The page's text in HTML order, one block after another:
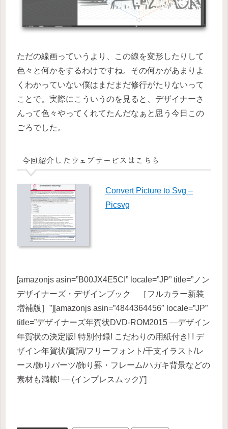
ただの線画っていうより、この線を変形したりして
色々と何かをするわけですね。その何かがあまりよ
くわかっていない僕はまだまだ修行がたりないって
ことで。実際にこういうのを見ると、デザイナーさ
んって色々やってくれてたんだなぁと思う今日この
ごろでした。
今回紹介したウェブサービスはこちら
Convert Picture to Svg –
Picsvg
[amazonjs asin=”B00JX4E5CI” locale=”JP” title=”ノン
デザイナーズ・デザインブック ［フルカラー新装
増補版］”][amazonjs asin=”4844364456″ locale=”JP”
title=”デザイナーズ年賀状DVD-ROM2015 —デザイン
年賀状の決定版! 特別付録! こだわりの用紙付き! ! デ
ザイン年賀状/賀詞/フリーフォント/干支イラスト/レ
ース/飾りパーツ/飾り罫・フレーム/ハガキ背景などの
素材も満載! — (インプレスムック)”]